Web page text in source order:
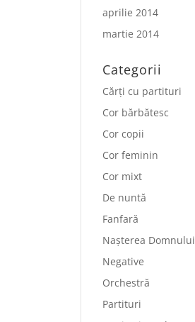
aprilie 2014
martie 2014
Categorii
Cărți cu partituri
Cor bărbătesc
Cor copii
Cor feminin
Cor mixt
De nuntă
Fanfară
Nașterea Domnului
Negative
Orchestră
Partituri